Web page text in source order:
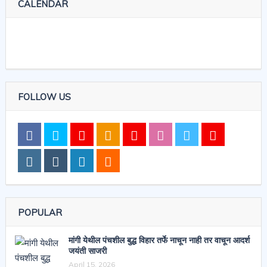
CALENDAR
FOLLOW US
POPULAR
मांगी येथील पंचशील बुद्ध विहार तर्फे नाचून नाही तर वाचून आदर्श
जयंती साजरी
April 15, 2026